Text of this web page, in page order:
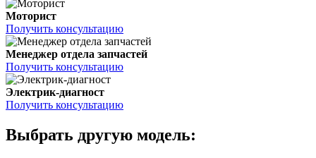
Моторист
Получить консультацию
Менеджер отдела запчастей
Получить консультацию
Электрик-диагност
Получить консультацию
Выбрать другую модель: